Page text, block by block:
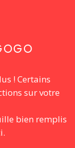
! Certains
sur votre
bien remplis